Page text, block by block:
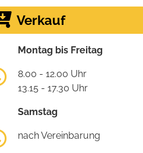
Verkauf
Montag bis Freitag
8.00 - 12.00 Uhr
13.15 - 17.30 Uhr
Samstag
nach Vereinbarung